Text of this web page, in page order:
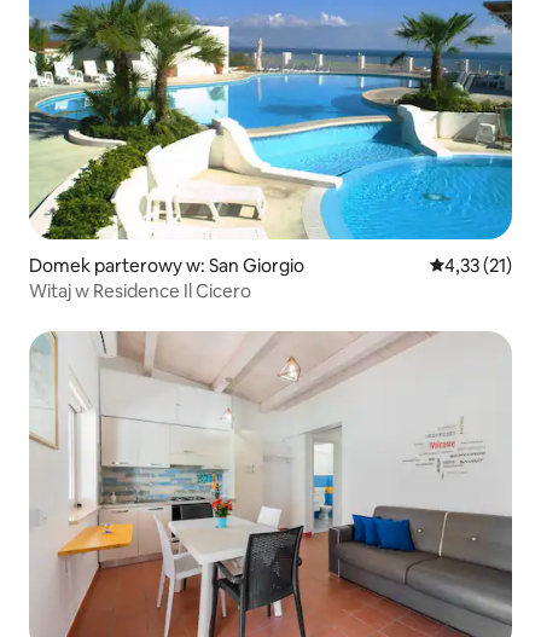
Domek parterowy w: San Giorgio Średnia
4,33 (21)
Witaj w Residence Il Cicero